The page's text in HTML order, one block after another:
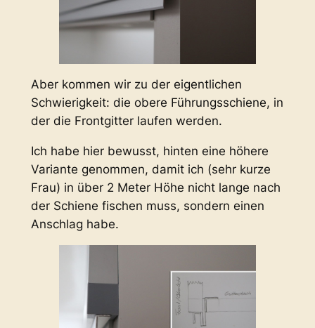
Aber kommen wir zu der eigentlichen
Schwierigkeit: die obere Führungsschiene, in
der die Frontgitter laufen werden.
Ich habe hier bewusst, hinten eine höhere
Variante genommen, damit ich (sehr kurze
Frau) in über 2 Meter Höhe nicht lange nach
der Schiene fischen muss, sondern einen
Anschlag habe.